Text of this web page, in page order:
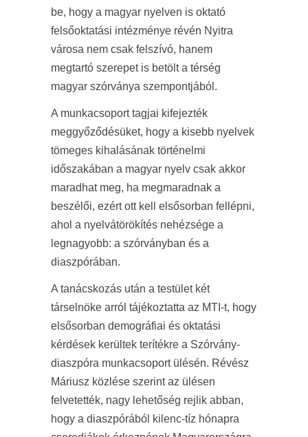
be, hogy a magyar nyelven is oktató
felsőoktatási intézménye révén Nyitra
városa nem csak felszívó, hanem
megtartó szerepet is betölt a térség
magyar szórványa szempontjából.
A munkacsoport tagjai kifejezték
meggyőződésüket, hogy a kisebb nyelvek
tömeges kihalásának történelmi
időszakában a magyar nyelv csak akkor
maradhat meg, ha megmaradnak a
beszélői, ezért ott kell elsősorban fellépni,
ahol a nyelvátörökítés nehézsége a
legnagyobb: a szórványban és a
diaszpórában.
A tanácskozás után a testület két
társelnöke arról tájékoztatta az MTI-t, hogy
elsősorban demográfiai és oktatási
kérdések kerültek terítékre a Szórvány-
diaszpóra munkacsoport ülésén. Révész
Máriusz közlése szerint az ülésen
felvetették, nagy lehetőség rejlik abban,
hogy a diaszpórából kilenc-tíz hónapra